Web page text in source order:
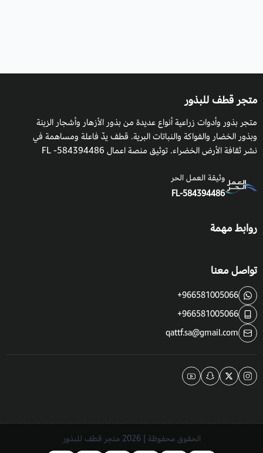
متجر قطف للبذور
متجر بذور وأدوات زراعية أنواع عديدة من بذور الأزهار وأشجار الزينة
وبذور الخضار والفواكة والنباتات البرية. قطف يدٌ فاعلة ومساهمة في
نشر ثقافة الأرض الخضراء. توثيق منصة اعمال 584394486- FL
وثيقة العمل الحر
FL-584394486
روابط مهمة
تواصل معنا
+966581005066
+966581005066
qattf.sa@gmail.com
الحقوق محفوظة | 2026 متجر قطف للبذور